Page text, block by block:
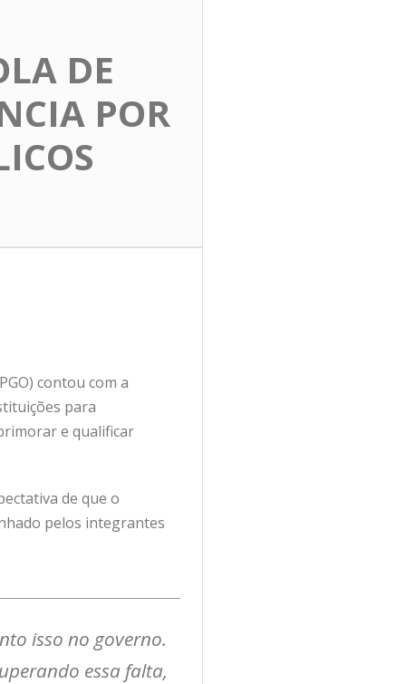
DE
POR
contou com a
para
e qualificar
de que o
pelos integrantes
isso no governo.
essa falta,